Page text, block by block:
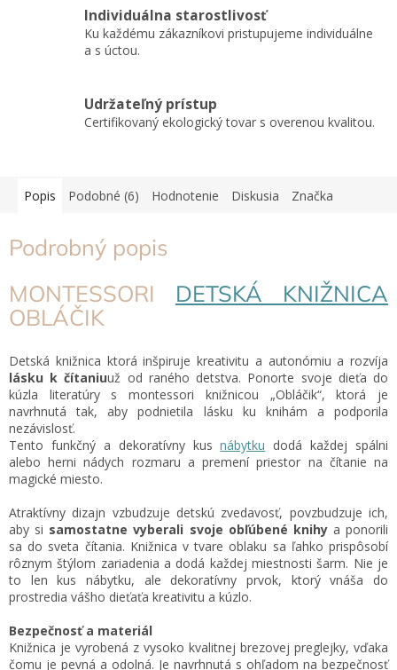
Individuálna starostlivosť
Ku každému zákazníkovi pristupujeme individuálne
a s úctou.
Udržateľný prístup
Certifikovaný ekologický tovar s overenou kvalitou.
Popis Podobné (6) Hodnotenie Diskusia Značka
Podrobný popis
MONTESSORI DETSKÁ KNIŽNICA
OBLÁČIK
Detská knižnica ktorá inšpiruje kreativitu a autonómiu a rozvíja
lásku k čítaniuuž od raného detstva. Ponorte svoje dieťa do
kúzla literatúry s montessori knižnicou „Obláčik“, ktorá je
navrhnutá tak, aby podnietila lásku ku knihám a podporila
nezávislosť.
Tento funkčný a dekoratívny kusnábytku dodá každej spálni
alebo herni nádych rozmaru a premení priestor na čítanie na
magické miesto.
Atraktívny dizajn vzbudzuje detskú zvedavosť, povzbudzuje ich,
aby si samostatne vyberali svoje obľúbené knihya ponorili
sa do sveta čítania. Knižnica v tvare oblaku sa ľahko prispôsobí
rôznym štýlom zariadenia a dodá každej miestnosti šarm. Nie je
to len kus nábytku, ale dekoratívny prvok, ktorý vnáša do
prostredia vášho dieťaťa kreativitu a kúzlo.
Bezpečnosť a materiál
Knižnica je vyrobená z vysoko kvalitnej brezovej preglejky, vďaka
čomu je pevná a odolná. Je navrhnutá s ohľadom na bezpečnosť